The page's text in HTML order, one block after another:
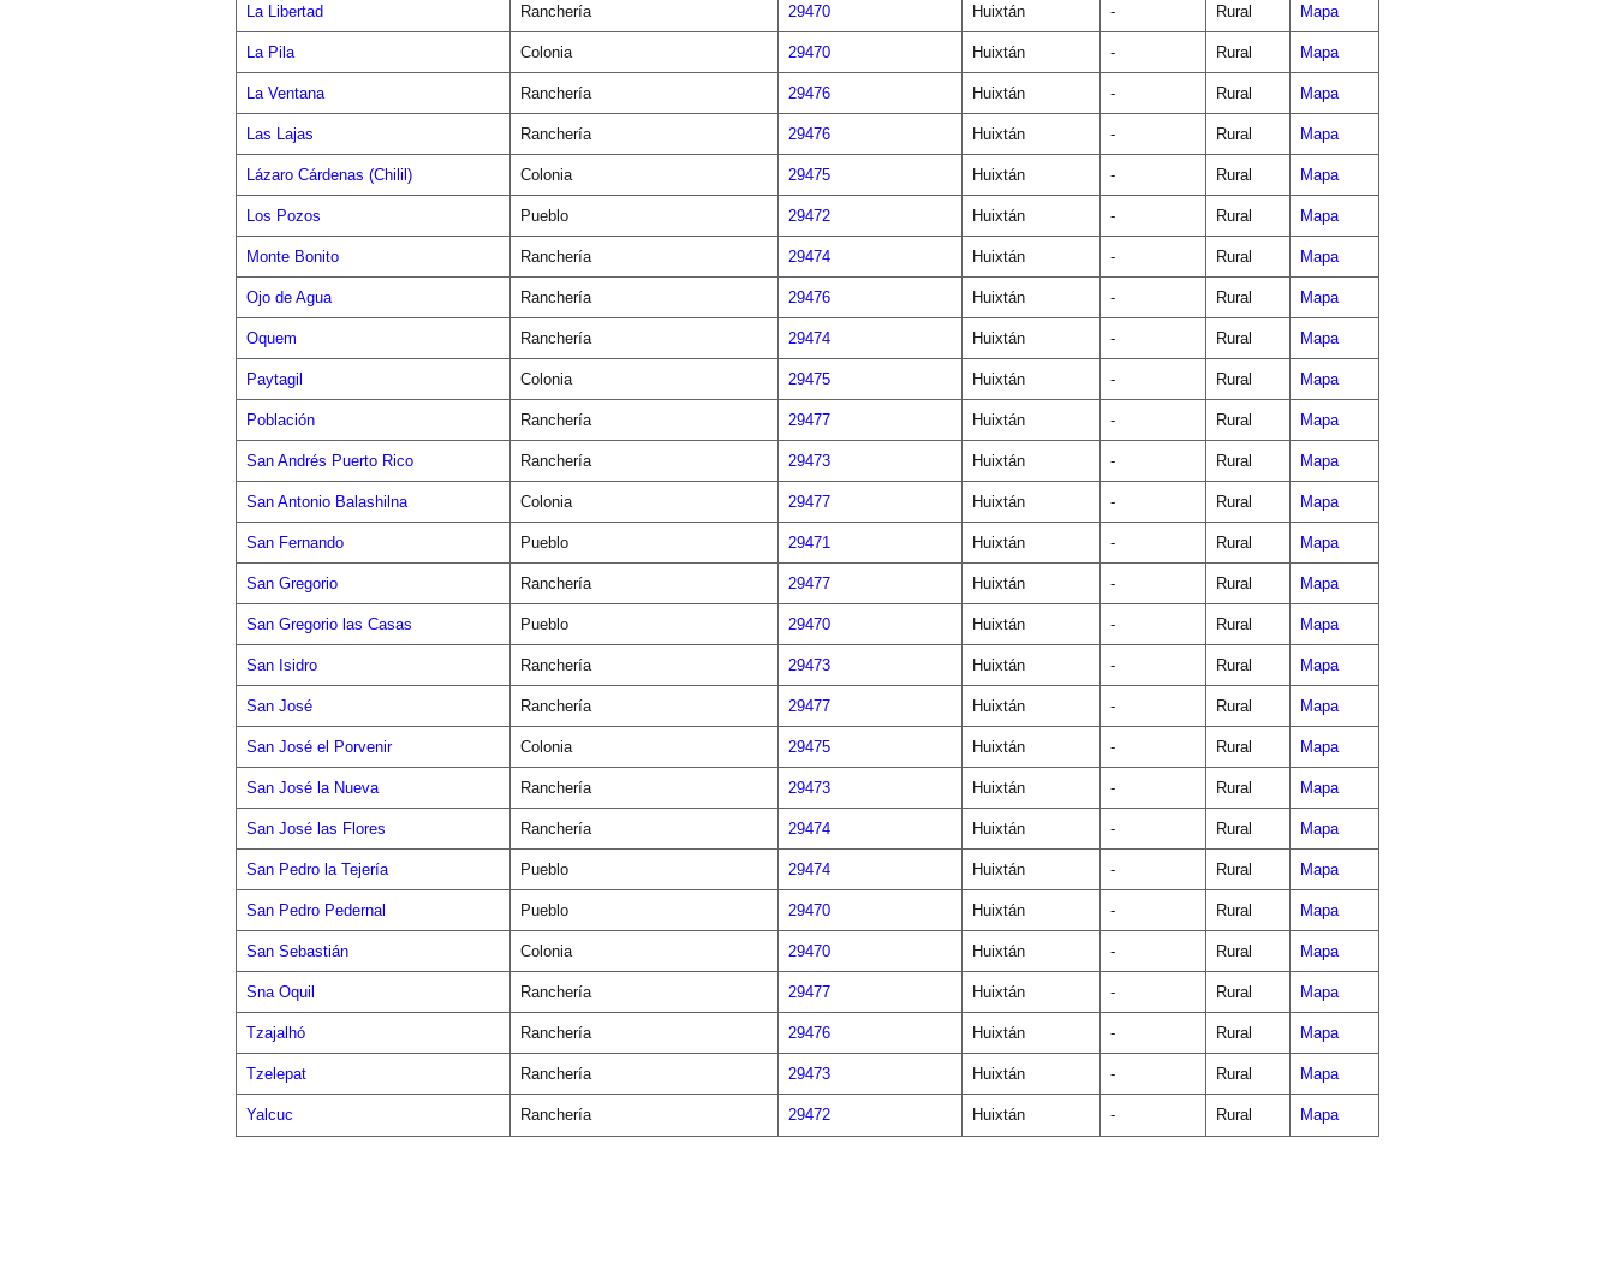
La Libertad Ranchería 29470 Huixtán - Rural Mapa
La Pila Colonia 29470 Huixtán - Rural Mapa
La Ventana Ranchería 29476 Huixtán - Rural Mapa
Las Lajas Ranchería 29476 Huixtán - Rural Mapa
Lázaro Cárdenas (Chilil) Colonia 29475 Huixtán - Rural Mapa
Los Pozos Pueblo 29472 Huixtán - Rural Mapa
Monte Bonito Ranchería 29474 Huixtán - Rural Mapa
Ojo de Agua Ranchería 29476 Huixtán - Rural Mapa
Oquem Ranchería 29474 Huixtán - Rural Mapa
Paytagil Colonia 29475 Huixtán - Rural Mapa
Población Ranchería 29477 Huixtán - Rural Mapa
San Andrés Puerto Rico Ranchería 29473 Huixtán - Rural Mapa
San Antonio Balashilna Colonia 29477 Huixtán - Rural Mapa
San Fernando Pueblo 29471 Huixtán - Rural Mapa
San Gregorio Ranchería 29477 Huixtán - Rural Mapa
San Gregorio las Casas Pueblo 29470 Huixtán - Rural Mapa
San Isidro Ranchería 29473 Huixtán - Rural Mapa
San José Ranchería 29477 Huixtán - Rural Mapa
San José el Porvenir Colonia 29475 Huixtán - Rural Mapa
San José la Nueva Ranchería 29473 Huixtán - Rural Mapa
San José las Flores Ranchería 29474 Huixtán - Rural Mapa
San Pedro la Tejería Pueblo 29474 Huixtán - Rural Mapa
San Pedro Pedernal Pueblo 29470 Huixtán - Rural Mapa
San Sebastián Colonia 29470 Huixtán - Rural Mapa
Sna Oquil Ranchería 29477 Huixtán - Rural Mapa
Tzajalhó Ranchería 29476 Huixtán - Rural Mapa
Tzelepat Ranchería 29473 Huixtán - Rural Mapa
Yalcuc Ranchería 29472 Huixtán - Rural Mapa